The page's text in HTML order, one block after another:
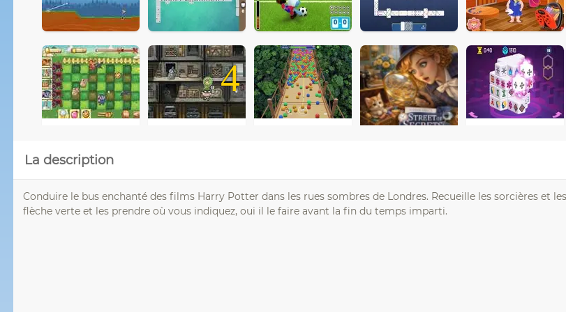
4
La description
Conduire le bus enchanté des films Harry Potter dans les rues sombres de Londres. Recueille les sorcières et
flèche verte et les prendre où vous indiquez, oui il le faire avant la fin du temps imparti.